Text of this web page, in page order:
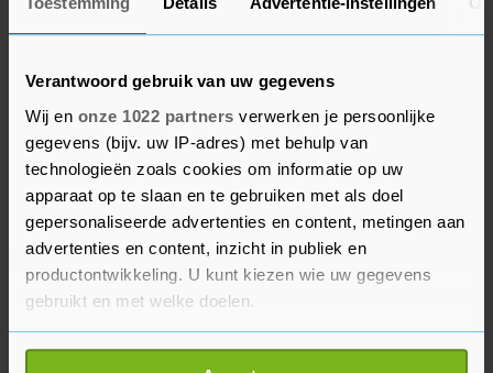
Verantwoord gebruik van uw gegevens
Wij en onze 1022 partners verwerken je persoonlijke
gegevens (bijv. uw IP-adres) met behulp van
technologieën zoals cookies om informatie op uw
apparaat op te slaan en te gebruiken met als doel
gepersonaliseerde advertenties en content, metingen aan
advertenties en content, inzicht in publiek en
productontwikkeling. U kunt kiezen wie uw gegevens
gebruikt en met welke doelen.
Als u het toestaat, willen we ook graag: